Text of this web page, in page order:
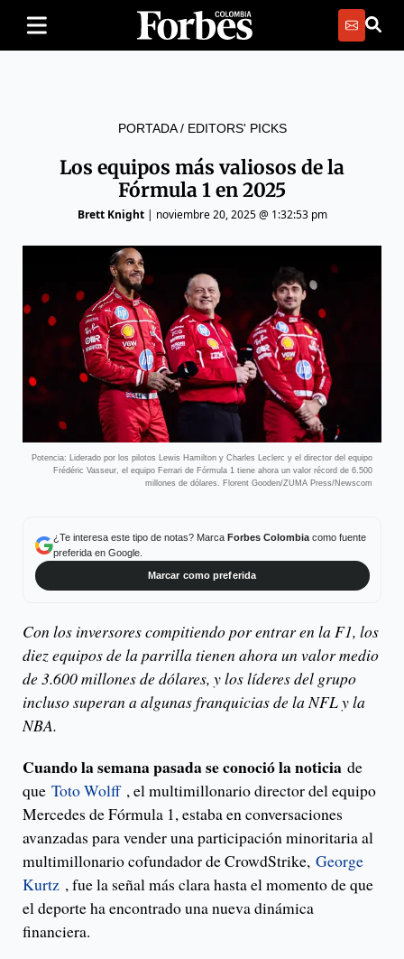
PORTADA/ EDITORS' PICKS
Los equipos más valiosos de la
Fórmula 1 en 2025
Brett Knight| noviembre 20, 2025 @ 1:32:53 pm
Potencia: Liderado por los pilotos Lewis Hamilton y Charles Leclerc y el director del equipo
Frédéric Vasseur, el equipo Ferrari de Fórmula 1 tiene ahora un valor récord de 6.500
millones de dólares. Florent Gooden/ZUMA Press/Newscom
¿Te interesa este tipo de notas? Marca Forbes Colombiacomo fuente
preferida en Google.
Marcar como preferida
Con los inversores compitiendo por entrar en la F1, los
diez equipos de la parrilla tienen ahora un valor medio
de 3.600 millones de dólares, y los líderes del grupo
incluso superan a algunas franquicias de la NFL y la
NBA.
Cuando la semana pasada se conoció la noticia de
que Toto Wolff, el multimillonario director del equipo
Mercedes de Fórmula 1, estaba en conversaciones
avanzadas para vender una participación minoritaria al
multimillonario cofundador de CrowdStrike, George
Kurtz , fue la señal más clara hasta el momento de que
el deporte ha encontrado una nueva dinámica
financiera.